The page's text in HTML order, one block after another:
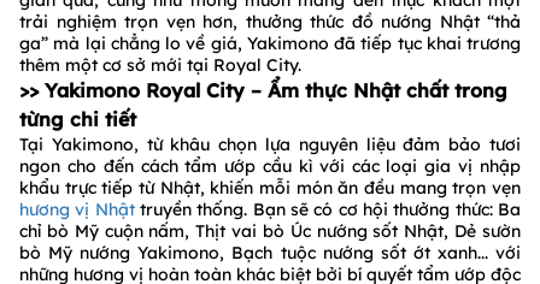
trải nghiệm trọn vẹn hơn, thưởng thức đồ nướng Nhật “thả
ga” mà lại chẳng lo về giá, Yakimono đã tiếp tục khai trương
thêm một cơ sở mới tại Royal City.
>> Yakimono Royal City – Ẩm thực Nhật chất trong
từng chi tiết
Tại Yakimono, từ khâu chọn lựa nguyên liệu đảm bảo tươi
ngon cho đến cách tẩm ướp cầu kì với các loại gia vị nhập
khẩu trực tiếp từ Nhật, khiến mỗi món ăn đều mang trọn vẹn
hương vị Nhậttruyền thống. Bạn sẽ có cơ hội thưởng thức: Ba
chỉ bò Mỹ cuộn nấm, Thịt vai bò Úc nướng sốt Nhật, Dẻ sườn
bò Mỹ nướng Yakimono, Bạch tuộc nướng sốt ớt xanh... với
những hương vị hoàn toàn khác biệt bởi bí quyết tẩm ướp độc